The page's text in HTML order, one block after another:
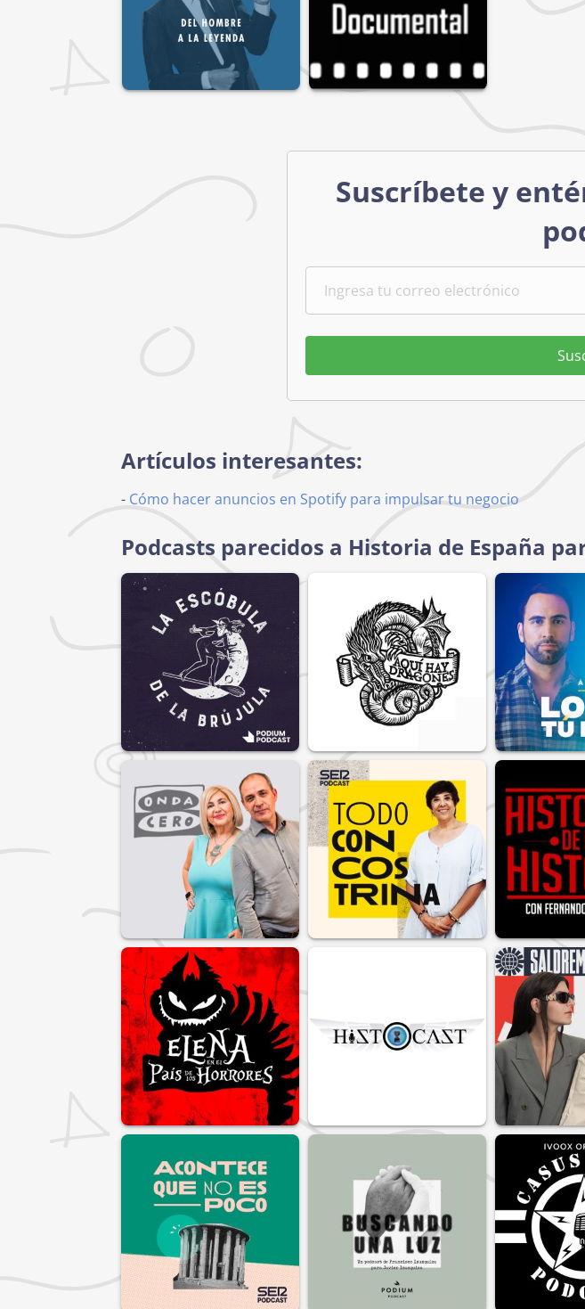
Suscríbete y
Artículos interesantes:
- Cómo hacer anuncios en Spotify para impulsar tu negocio
Podcasts parecidos a Historia de España